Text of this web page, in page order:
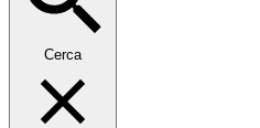
Cerca